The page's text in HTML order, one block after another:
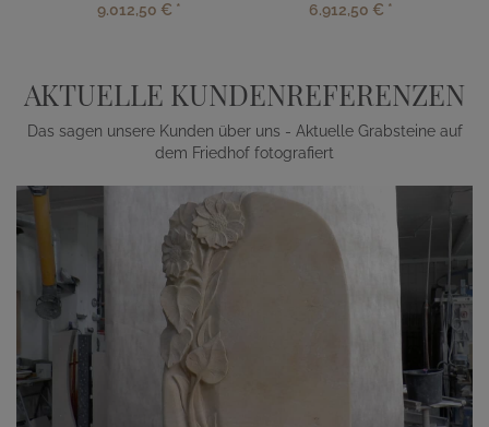
9.012,50 € *
6.912,50 € *
AKTUELLE KUNDENREFERENZEN
Das sagen unsere Kunden über uns - Aktuelle Grabsteine auf
dem Friedhof fotografiert